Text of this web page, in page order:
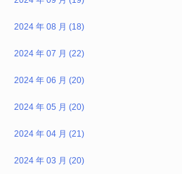
2024 年 08 月 (18)
2024 年 07 月 (22)
2024 年 06 月 (20)
2024 年 05 月 (20)
2024 年 04 月 (21)
2024 年 03 月 (20)